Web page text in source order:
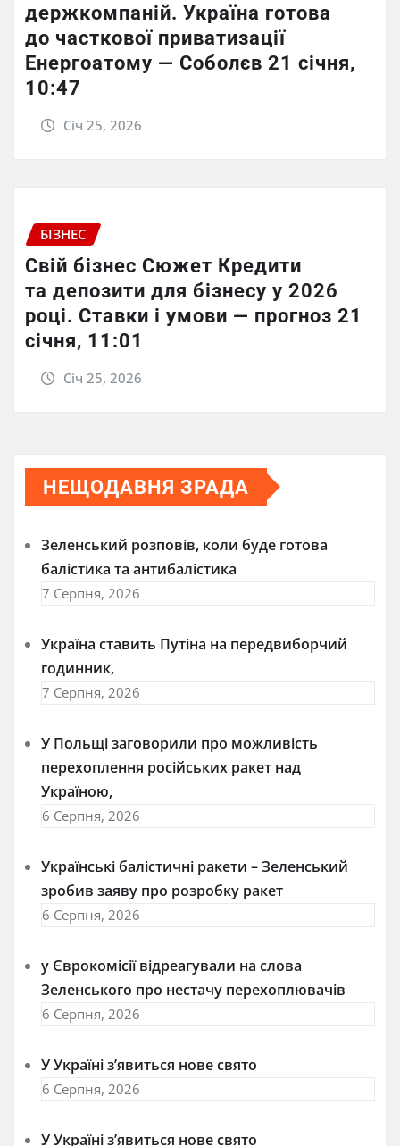
держкомпаній. Україна готова
до часткової приватизації
Енергоатому — Соболєв 21 січня,
10:47
Січ 25, 2026
БІЗНЕС
Свій бізнес Сюжет Кредити
та депозити для бізнесу у 2026
році. Ставки і умови — прогноз 21
січня, 11:01
Січ 25, 2026
НЕЩОДАВНЯ ЗРАДА
Зеленський розповів, коли буде готова
балістика та антибалістика
7 Серпня, 2026
Україна ставить Путіна на передвиборчий
годинник,
7 Серпня, 2026
У Польщі заговорили про можливість
перехоплення російських ракет над
Україною,
6 Серпня, 2026
Українські балістичні ракети – Зеленський
зробив заяву про розробку ракет
6 Серпня, 2026
у Єврокомісії відреагували на слова
Зеленського про нестачу перехоплювачів
6 Серпня, 2026
У Україні з’явиться нове свято
6 Серпня, 2026
У Україні з’явиться нове свято